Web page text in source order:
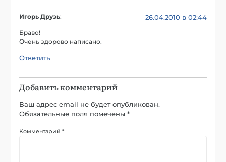
Игорь Друзь: 26.04.2010 в 02:44
Браво!
Очень здорово написано.
Ответить
Добавить комментарий
Ваш адрес email не будет опубликован.
Обязательные поля помечены*
Комментарий*